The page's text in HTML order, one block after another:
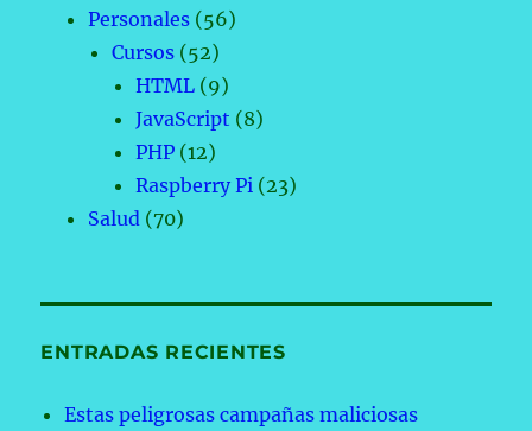
Personales (56)
Cursos (52)
HTML (9)
JavaScript (8)
PHP (12)
Raspberry Pi (23)
Salud (70)
ENTRADAS RECIENTES
Estas peligrosas campañas maliciosas